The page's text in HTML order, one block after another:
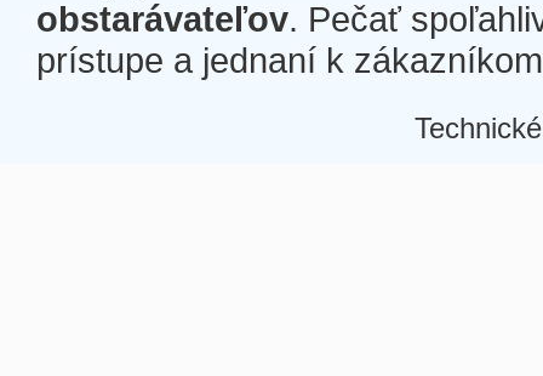
obstarávateľov. Pečať
prístupe a jednaní k